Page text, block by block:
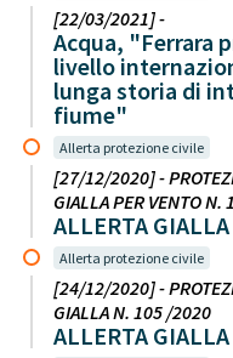
[22/03/2021] -
Acqua, "Ferrara
livello
lunga storia di
fiume"
Allerta protezione civile
[27/12/2020] -
GIALLA PER VENTO
ALLERTA
Allerta protezione civile
[24/12/2020] -
GIALLA N. 105 /2020
ALLERTA